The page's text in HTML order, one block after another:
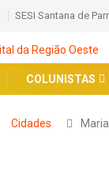
SESI Santana de
COLUNISTAS
Cidades